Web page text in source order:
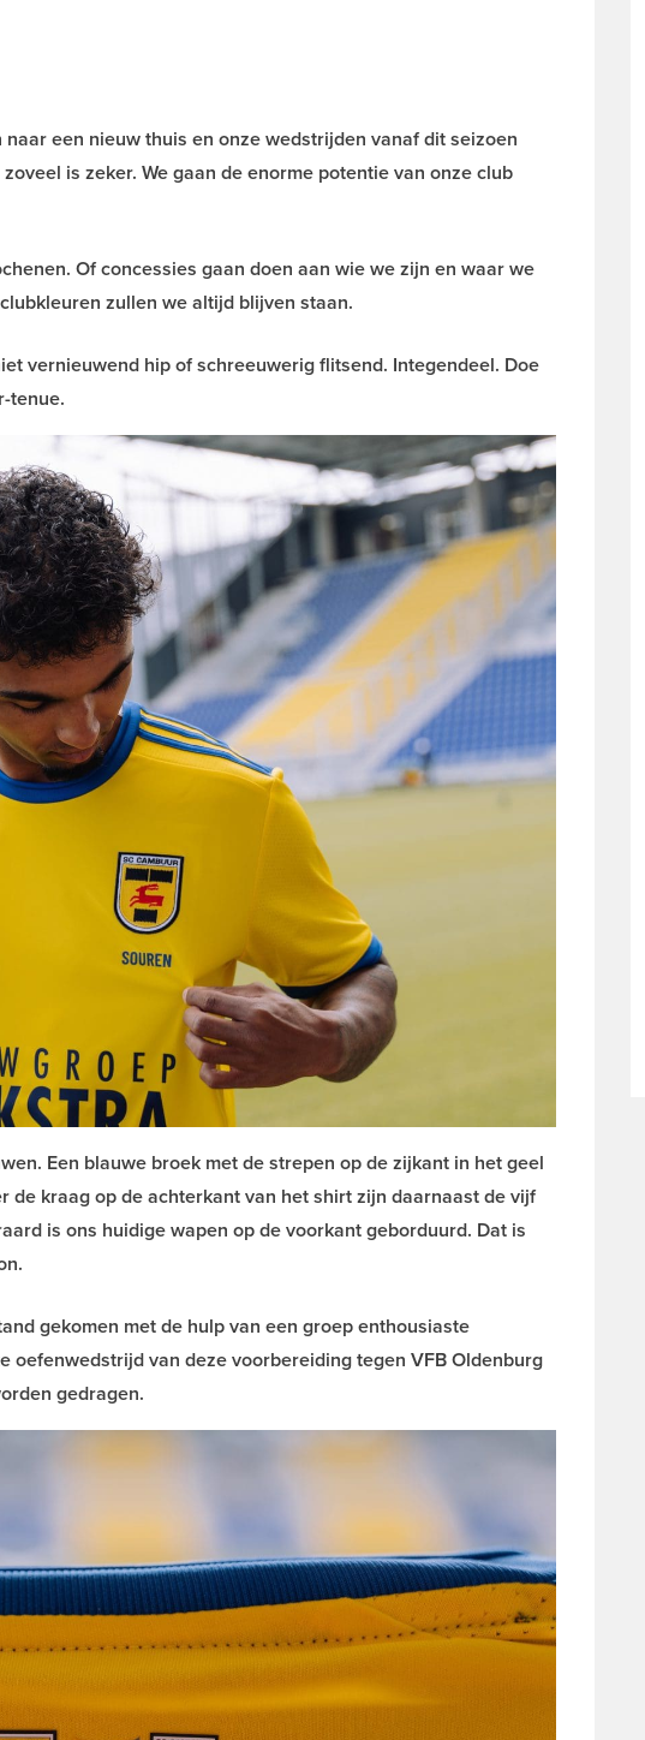
een nieuw thuis en onze wedstrijden vanaf dit seizoen
is zeker. We gaan de enorme potentie van onze club
Of concessies gaan doen aan wie we zijn en waar we
zullen we altijd blijven staan.
vernieuwend hip of schreeuwerig flitsend. Integendeel. Doe
tenue.
Een blauwe broek met de strepen op de zijkant in het geel
kraag op de achterkant van het shirt zijn daarnaast de vijf
is ons huidige wapen op de voorkant geborduurd. Dat is
gekomen met de hulp van een groep enthousiaste
oefenwedstrijd van deze voorbereiding tegen VFB Oldenburg
gedragen.